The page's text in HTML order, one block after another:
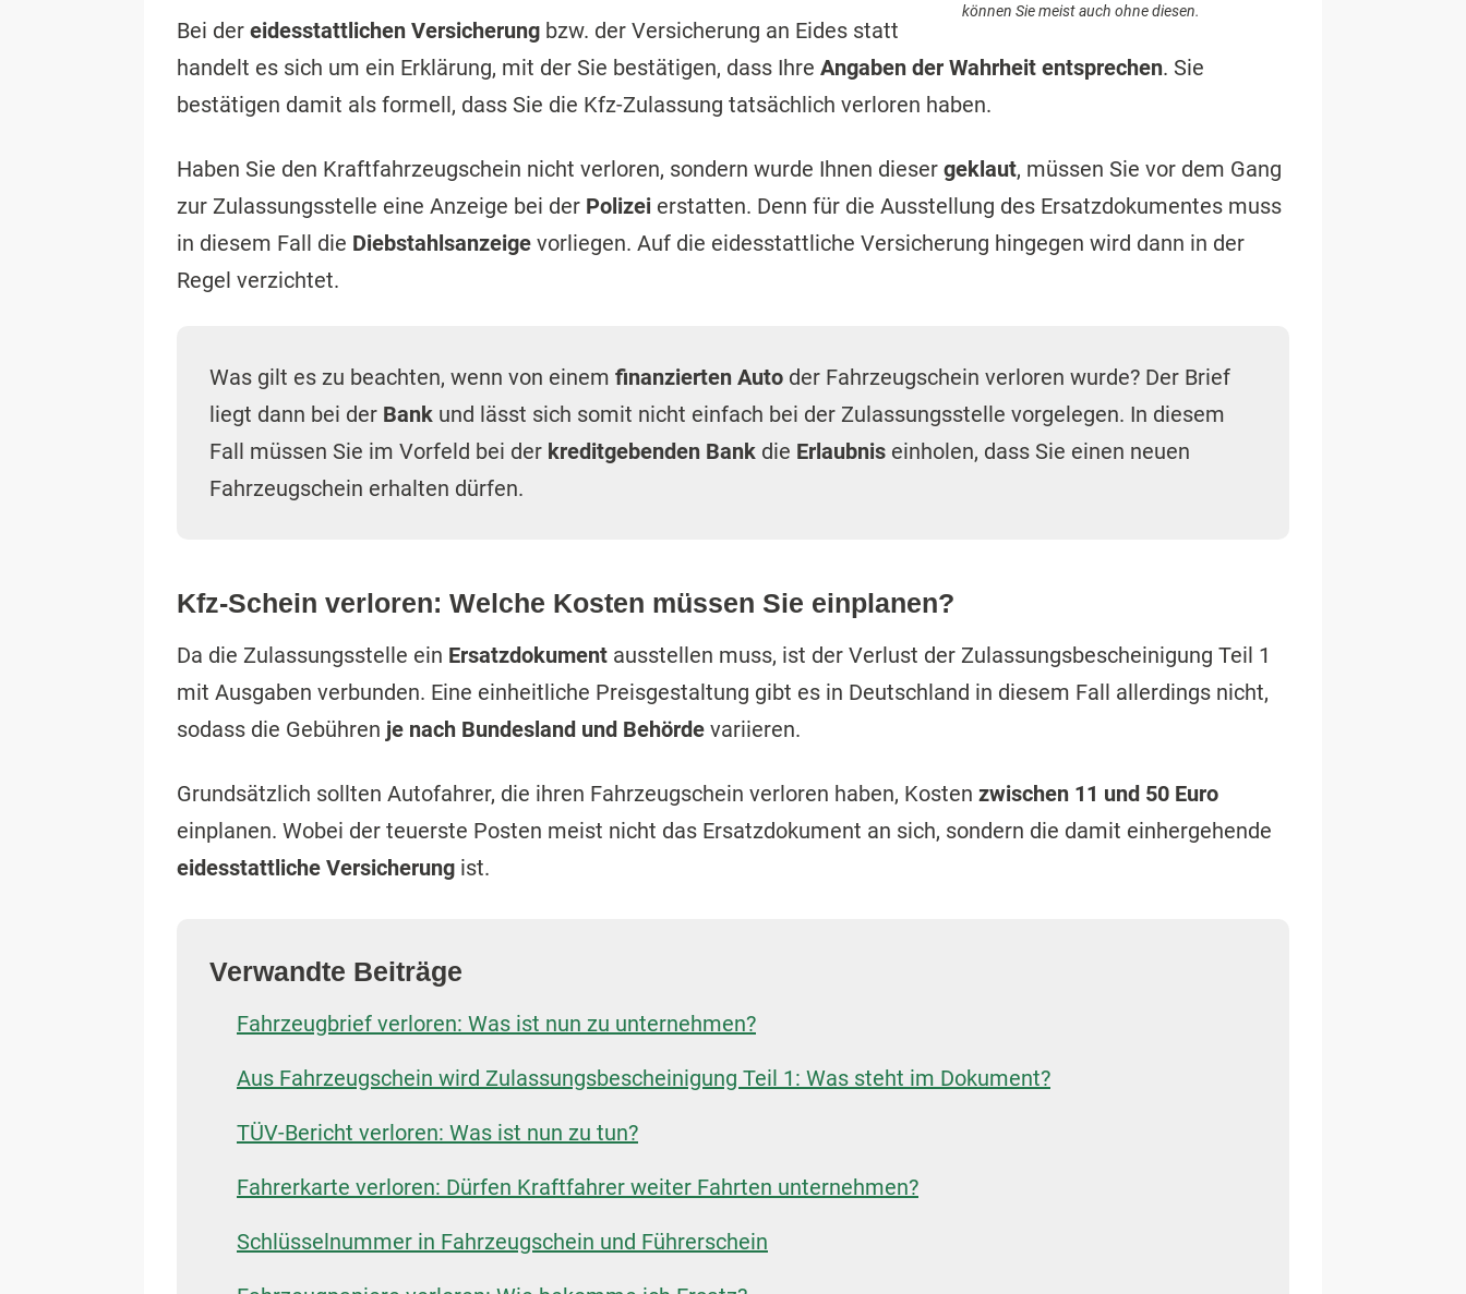
können Sie meist auch ohne diesen.
Bei der eidesstattlichen Versicherung bzw. der Versicherung an Eides statt
handelt es sich um ein Erklärung, mit der Sie bestätigen, dass Ihre Angaben der Wahrheit entsprechen. Sie
bestätigen damit als formell, dass Sie die Kfz-Zulassung tatsächlich verloren haben.
Haben Sie den Kraftfahrzeugschein nicht verloren, sondern wurde Ihnen dieser geklaut, müssen Sie vor dem Gang
zur Zulassungsstelle eine Anzeige bei der Polizei erstatten. Denn für die Ausstellung des Ersatzdokumentes muss
in diesem Fall die Diebstahlsanzeige vorliegen. Auf die eidesstattliche Versicherung hingegen wird dann in der
Regel verzichtet.
Was gilt es zu beachten, wenn von einem finanzierten Auto der Fahrzeugschein verloren wurde? Der Brief
liegt dann bei der Bank und lässt sich somit nicht einfach bei der Zulassungsstelle vorgelegen. In diesem
Fall müssen Sie im Vorfeld bei der kreditgebenden Bank die Erlaubnis einholen, dass Sie einen neuen
Fahrzeugschein erhalten dürfen.
Kfz-Schein verloren: Welche Kosten müssen Sie einplanen?
Da die Zulassungsstelle ein Ersatzdokument ausstellen muss, ist der Verlust der Zulassungsbescheinigung Teil 1
mit Ausgaben verbunden. Eine einheitliche Preisgestaltung gibt es in Deutschland in diesem Fall allerdings nicht,
sodass die Gebühren je nach Bundesland und Behörde variieren.
Grundsätzlich sollten Autofahrer, die ihren Fahrzeugschein verloren haben, Kosten zwischen 11 und 50 Euro
einplanen. Wobei der teuerste Posten meist nicht das Ersatzdokument an sich, sondern die damit einhergehende
eidesstattliche Versicherung ist.
Verwandte Beiträge
Fahrzeugbrief verloren: Was ist nun zu unternehmen?
Aus Fahrzeugschein wird Zulassungsbescheinigung Teil 1: Was steht im Dokument?
TÜV-Bericht verloren: Was ist nun zu tun?
Fahrerkarte verloren: Dürfen Kraftfahrer weiter Fahrten unternehmen?
Schlüsselnummer in Fahrzeugschein und Führerschein